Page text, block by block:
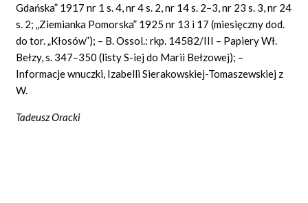
Gdańska” 1917 nr 1 s. 4, nr 4 s. 2, nr 14 s. 2–3, nr 23 s. 3, nr 24
s. 2; „Ziemianka Pomorska” 1925 nr 13 i 17 (miesięczny dod.
do tor. „Kłosów”); – B. Ossol.: rkp. 14582/III – Papiery Wł.
Bełzy, s. 347–350 (listy S-iej do Marii Bełzowej); –
Informacje wnuczki, Izabelli Sierakowskiej-Tomaszewskiej z
W.
Tadeusz Oracki